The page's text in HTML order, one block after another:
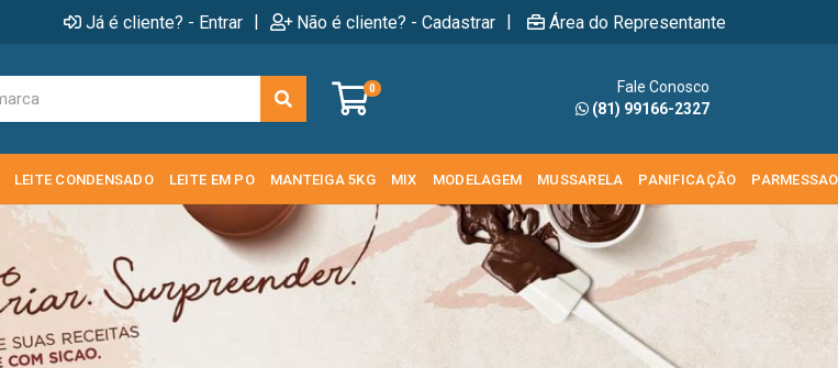
Já é cliente? - Entrar | Não é cliente? - Cadastrar | Área do Representante
0
Fale Conosco
(81) 99166-2327
LEITE CONDENSADO LEITE EM PO MANTEIGA 5KG MIX MODELAGEM MUSSARELA PANIFICAÇÃO PARMESSAO